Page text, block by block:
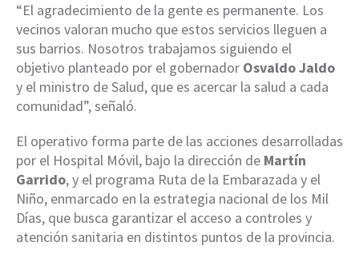
“El agradecimiento de la gente es permanente. Los
vecinos valoran mucho que estos servicios lleguen a
sus barrios. Nosotros trabajamos siguiendo el
objetivo planteado por el gobernador Osvaldo Jaldo
y el ministro de Salud, que es acercar la salud a cada
comunidad”, señaló.
El operativo forma parte de las acciones desarrolladas
por el Hospital Móvil, bajo la dirección de Martín
Garrido, y el programa Ruta de la Embarazada y el
Niño, enmarcado en la estrategia nacional de los Mil
Días, que busca garantizar el acceso a controles y
atención sanitaria en distintos puntos de la provincia.